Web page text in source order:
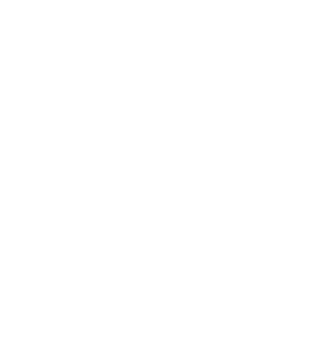
meilleure si le
faire une idée